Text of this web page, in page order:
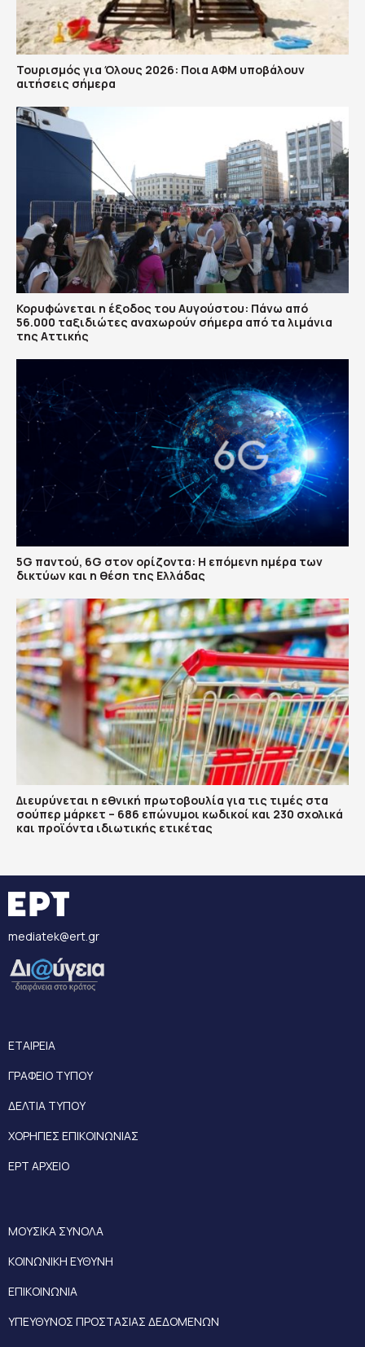
Τουρισμός για Όλους 2026: Ποια ΑΦΜ υποβάλουν
αιτήσεις σήμερα
Κορυφώνεται η έξοδος του Αυγούστου: Πάνω από
56.000 ταξιδιώτες αναχωρούν σήμερα από τα λιμάνια
της Αττικής
5G παντού, 6G στον ορίζοντα: Η επόμενη ημέρα των
δικτύων και η θέση της Ελλάδας
Διευρύνεται η εθνική πρωτοβουλία για τις τιμές στα
σούπερ μάρκετ – 686 επώνυμοι κωδικοί και 230 σχολικά
και προϊόντα ιδιωτικής ετικέτας
mediatek@ert.gr
ΕΤΑΙΡΕΙΑ
ΓΡΑΦΕΙΟ ΤΥΠΟΥ
ΔΕΛΤΙΑ ΤΥΠΟΥ
ΧΟΡΗΓΙΕΣ ΕΠΙΚΟΙΝΩΝΙΑΣ
ΕΡΤ ΑΡΧΕΙΟ
ΜΟΥΣΙΚΑ ΣΥΝΟΛΑ
ΚΟΙΝΩΝΙΚΗ ΕΥΘΥΝΗ
ΕΠΙΚΟΙΝΩΝΙΑ
ΥΠΕΥΘΥΝΟΣ ΠΡΟΣΤΑΣΙΑΣ ΔΕΔΟΜΕΝΩΝ